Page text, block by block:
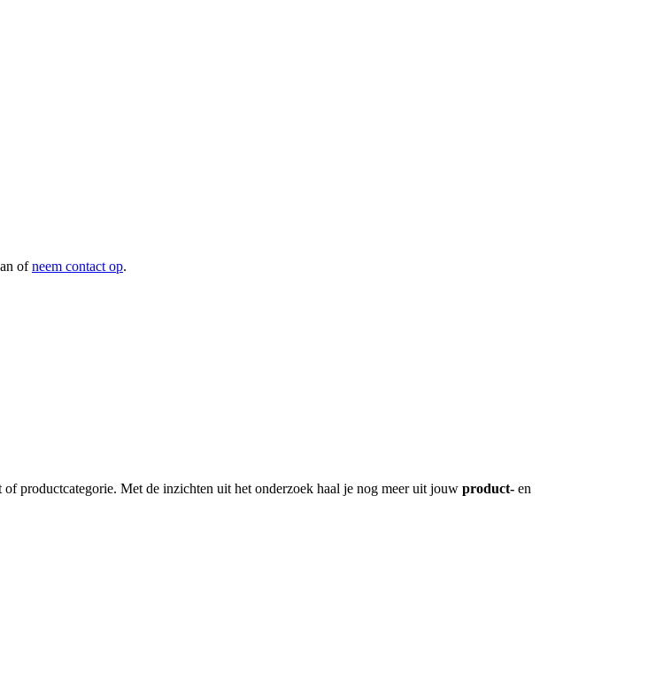
ofneem contact op.
of productcategorie. Met de inzichten uit het onderzoek haal je nog meer uit jouw product- en